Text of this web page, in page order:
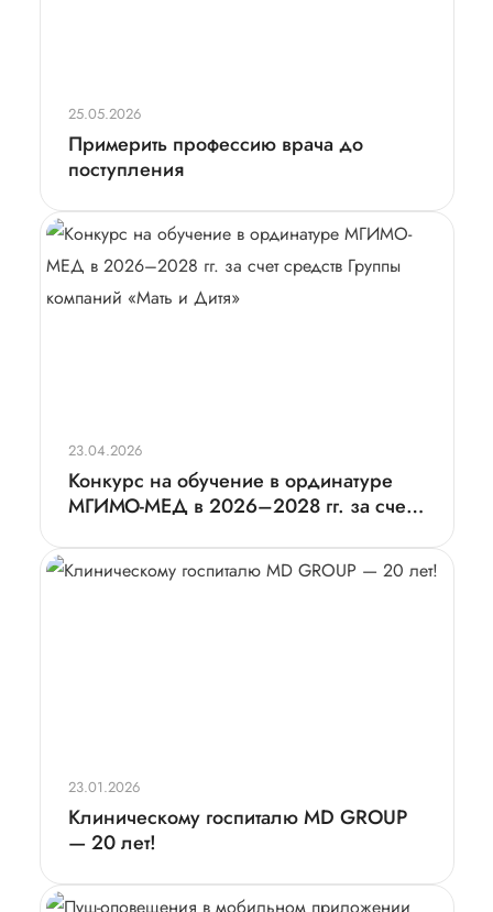
25.05.2026
Примерить профессию врача до
поступления
23.04.2026
Конкурс на обучение в ординатуре
МГИМО-МЕД в 2026–2028 гг. за счет
Дитя»
23.01.2026
Клиническому госпиталю MD GROUP
— 20 лет!